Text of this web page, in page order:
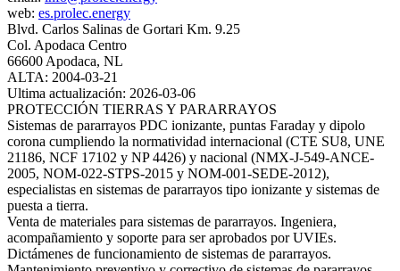
web: es.prolec.energy
Blvd. Carlos Salinas de Gortari Km. 9.25
Col. Apodaca Centro
66600 Apodaca, NL
ALTA: 2004-03-21
Ultima actualización: 2026-03-06
PROTECCIÓN TIERRAS Y PARARRAYOS
Sistemas de pararrayos PDC ionizante, puntas Faraday y dipolo
corona cumpliendo la normatividad internacional (CTE SU8, UNE
21186, NCF 17102 y NP 4426) y nacional (NMX‐J‐549‐ANCE‐
2005, NOM‐022‐STPS‐2015 y NOM‐001‐SEDE‐2012),
especialistas en sistemas de pararrayos tipo ionizante y sistemas de
puesta a tierra.
Venta de materiales para sistemas de pararrayos. Ingeniera,
acompañamiento y soporte para ser aprobados por UVIEs.
Dictámenes de funcionamiento de sistemas de pararrayos.